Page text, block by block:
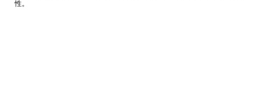
性。